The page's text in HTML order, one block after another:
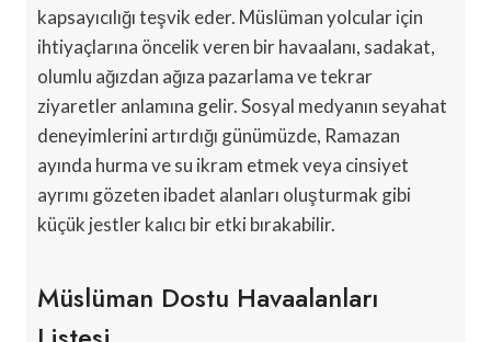
kapsayıcılığı teşvik eder. Müslüman yolcular için
ihtiyaçlarına öncelik veren bir havaalanı, sadakat,
olumlu ağızdan ağıza pazarlama ve tekrar
ziyaretler anlamına gelir. Sosyal medyanın seyahat
deneyimlerini artırdığı günümüzde, Ramazan
ayında hurma ve su ikram etmek veya cinsiyet
ayrımı gözeten ibadet alanları oluşturmak gibi
küçük jestler kalıcı bir etki bırakabilir.
Müslüman Dostu Havaalanları